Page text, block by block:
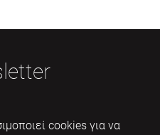
cookies για να